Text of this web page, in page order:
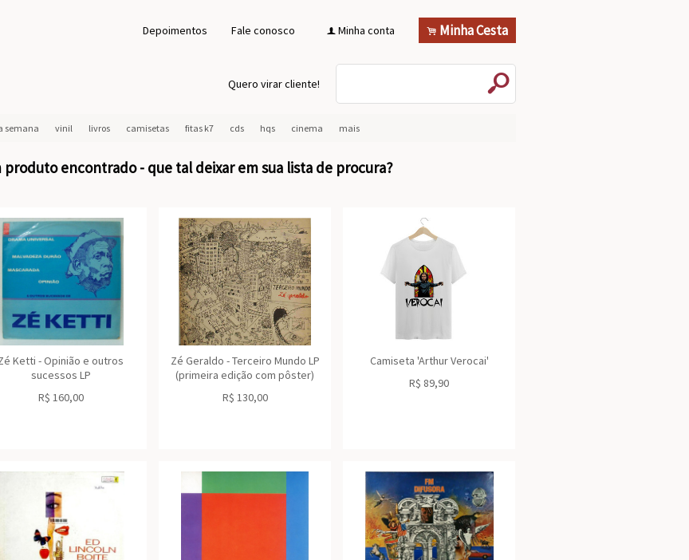
Depoimentos Fale conosco f Minha conta . Minha Cesta
Quero virar cliente! s
semana vinil livros camisetas fitas k7 cds hqs cinema mais
encontrado - que tal deixar em sua lista de procura?
Ketti - Opinião e outros
sucessos LP
R$ 160,00
Zé Geraldo - Terceiro Mundo LP
(primeira edição com pôster)
R$ 130,00
Camiseta 'Arthur Verocai'
R$ 89,90